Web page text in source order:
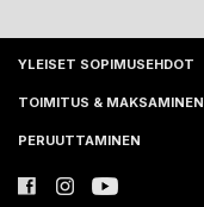
YLEISET SOPIMUSEHDOT
TOIMITUS & MAKSAMINEN
PERUUTTAMINEN